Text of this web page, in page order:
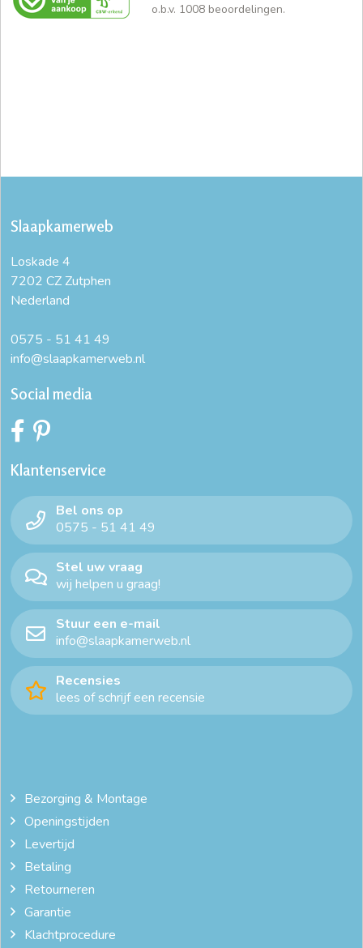
o.b.v. 1008 beoordelingen.
Slaapkamerweb
Loskade 4
7202 CZ Zutphen
Nederland
0575 - 51 41 49
info@slaapkamerweb.nl
Social media
Klantenservice
Bel ons op
0575 - 51 41 49
Stel uw vraag
wij helpen u graag!
Stuur een e-mail
info@slaapkamerweb.nl
Recensies
lees of schrijf een recensie
Bezorging & Montage
Openingstijden
Levertijd
Betaling
Retourneren
Garantie
Klachtprocedure